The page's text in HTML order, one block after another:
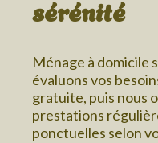
sérénité
Ménage à domicile
évaluons vos
gratuite, puis nous
prestations
ponctuelles selon